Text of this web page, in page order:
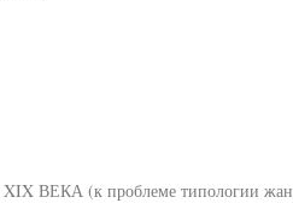
ВЕКА (к проблеме типологии